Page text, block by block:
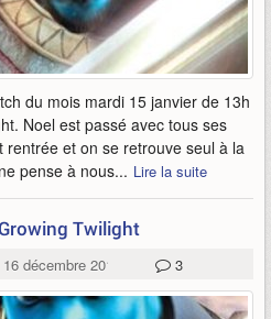
du mois mardi 15 janvier de 13h
Noel est passé avec tous ses
et on se retrouve seul à la
pense à nous... Lire la suite
Twilight
16 décembre 2012 3